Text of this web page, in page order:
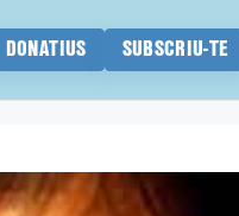
DONATIUS SUBSCRIU-TE